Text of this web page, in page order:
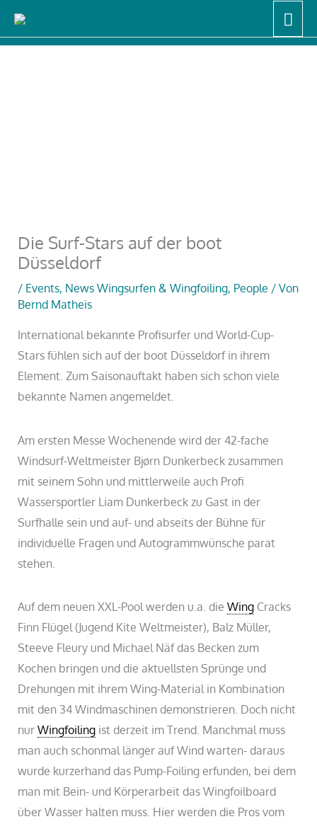
Start
Die Surf-Stars auf der boot
Düsseldorf
/ Events, News Wingsurfen & Wingfoiling, People / Von
Bernd Matheis
International bekannte Profisurfer und World-Cup-
Stars fühlen sich auf der boot Düsseldorf in ihrem
Element. Zum Saisonauftakt haben sich schon viele
bekannte Namen angemeldet.
Am ersten Messe Wochenende wird der 42-fache
Windsurf-Weltmeister Bjørn Dunkerbeck zusammen
mit seinem Sohn und mittlerweile auch Profi
Wassersportler Liam Dunkerbeck zu Gast in der
Surfhalle sein und auf- und abseits der Bühne für
individuelle Fragen und Autogrammwünsche parat
stehen.
Auf dem neuen XXL-Pool werden u.a. dieWing Cracks
Finn Flügel (Jugend Kite Weltmeister), Balz Müller,
Steeve Fleury und Michael Näf das Becken zum
Kochen bringen und die aktuellsten Sprünge und
Drehungen mit ihrem Wing-Material in Kombination
mit den 34 Windmaschinen demonstrieren. Doch nicht
nurWingfoiling ist derzeit im Trend. Manchmal muss
man auch schonmal länger auf Wind warten- daraus
wurde kurzerhand das Pump-Foiling erfunden, bei dem
man mit Bein- und Körperarbeit das Wingfoilboard
über Wasser halten muss. Hier werden die Pros vom